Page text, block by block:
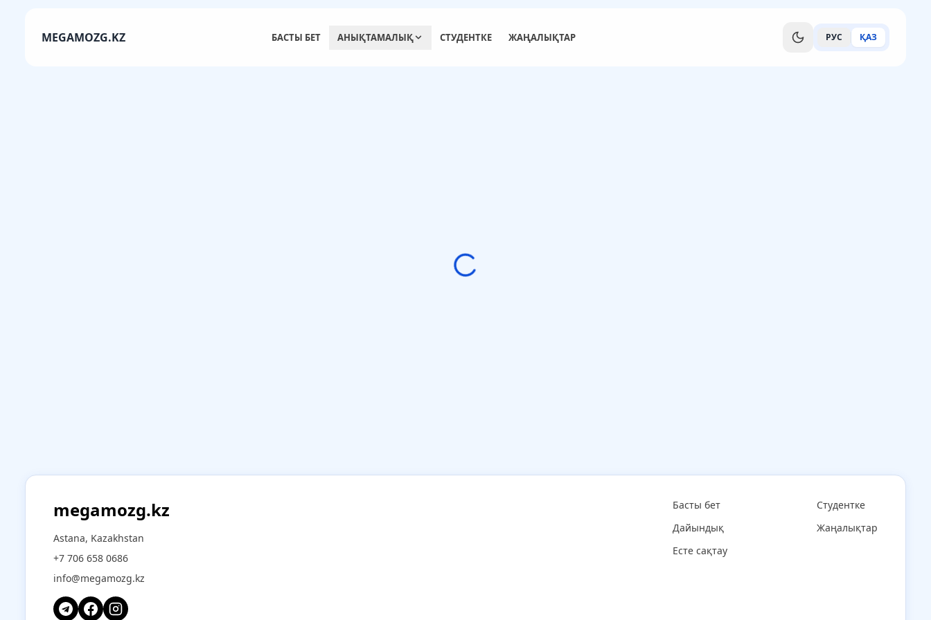
MEGAMOZG.KZ БАСТЫ БЕТ АНЫҚТАМАЛЫҚ СТУДЕНТКЕ ЖАҢАЛЫҚТАР РУС ҚАЗ
megamozg.kz
Astana, Kazakhstan
+7 706 658 0686
info@megamozg.kz
Басты бет
Дайындық
Есте сақтау
Студентке
Жаңалықтар